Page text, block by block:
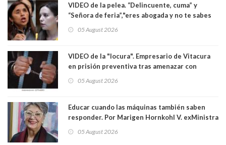
VIDEO de la pelea. “Delincuente, cuma” y
“Señora de feria”,"eres abogada y no te sabes
senadoras Camila Flores y Fabiola Campillai en
05 August 2026
VIDEO de la "locura". Empresario de Vitacura
en prisión preventiva tras amenazar con
Los persiguió en potente camioneta
05 August 2026
Educar cuando las máquinas también saben
responder. Por Marigen Hornkohl V. exMinistra
05 August 2026